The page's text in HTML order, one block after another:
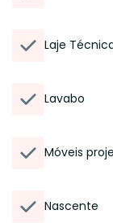
Laje
Lavabo
Móveis
Nascente